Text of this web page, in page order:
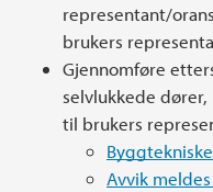
representant/
brukers
Gjennomføre
selvlukkede
til brukers
Avvik